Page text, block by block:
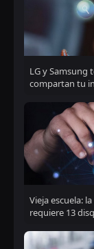
LG y Samsung
compartan tu
Vieja escuela:
requiere 13